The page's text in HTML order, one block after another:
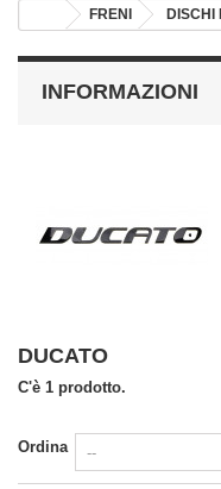
FRENI DISCHI
INFORMAZIONI
DUCATO
C'è 1 prodotto.
Ordina